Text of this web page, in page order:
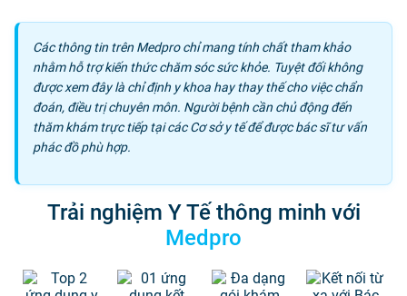
Các thông tin trên Medpro chỉ mang tính chất tham khảo
nhằm hỗ trợ kiến thức chăm sóc sức khỏe. Tuyệt đối không
được xem đây là chỉ định y khoa hay thay thế cho việc chẩn
đoán, điều trị chuyên môn. Người bệnh cần chủ động đến
thăm khám trực tiếp tại các Cơ sở y tế để được bác sĩ tư vấn
phác đồ phù hợp.
Trải nghiệm Y Tế thông minh với
Medpro